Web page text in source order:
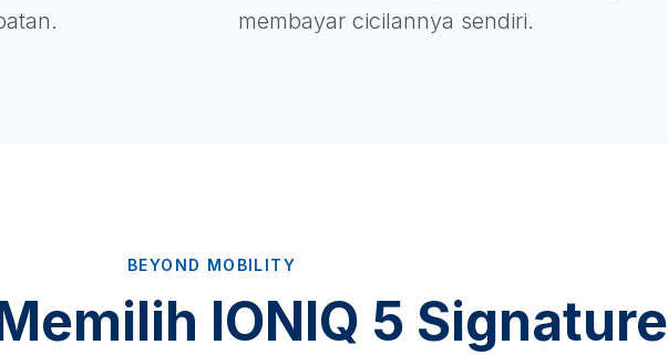
membayar cicilannya sendiri.
BEYOND MOBILITY
IONIQ 5 Signature